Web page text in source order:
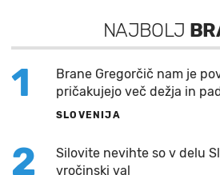
NAJBOLJ
1
Brane Gregorčič nam je
pričakujejo več dežja in
SLOVENIJA
2
Silovite nevihte so v delu
vročinski val